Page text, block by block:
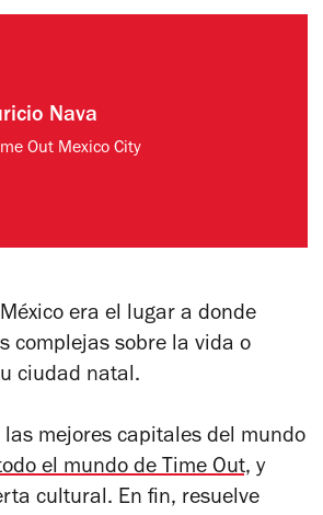
Nava
Out Mexico City
era el lugar a donde
complejas sobre la vida o
ciudad natal.
mejores capitales del mundo
el mundo de Time Out, y
cultural. En fin, resuelve